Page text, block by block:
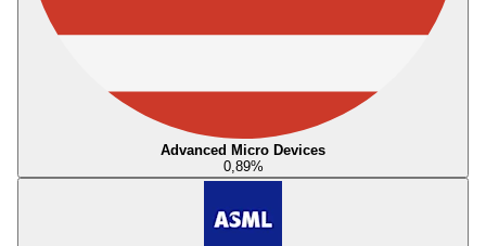
Advanced Micro Devices
0,89%